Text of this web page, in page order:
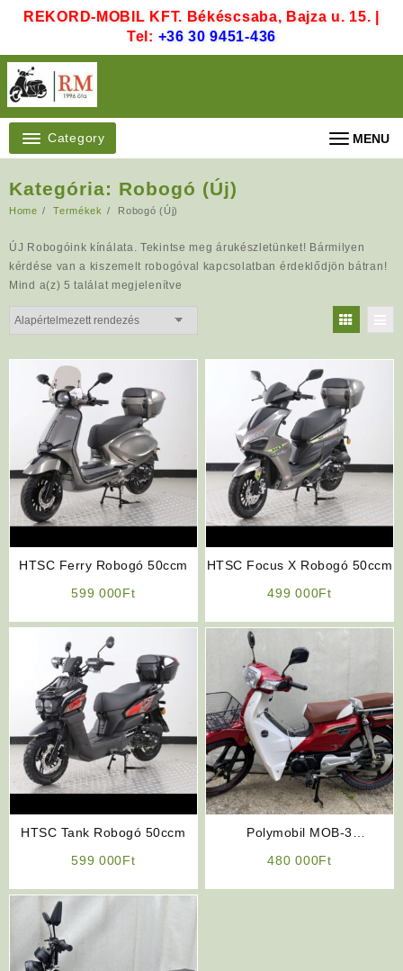
REKORD-MOBIL KFT. Békéscsaba, Bajza u. 15. |
Tel: +36 30 9451-436
Category MENU
Kategória: Robogó (Új)
Home Termékek Robogó (Új)
ÚJ Robogóink kínálata. Tekintse meg árukészletünket! Bármilyen
kérdése van a kiszemelt robogóval kapcsolatban érdeklődjön bátran!
Mind a(z) 5 találat megjelenítve
HTSC Ferry Robogó 50ccm
599 000Ft
HTSC Focus X Robogó 50ccm
499 000Ft
HTSC Tank Robogó 50ccm
599 000Ft
Polymobil MOB-3
480 000Ft